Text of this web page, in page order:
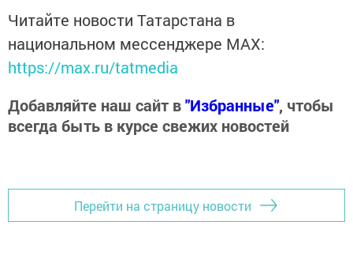
Читайте новости Татарстана в
национальном мессенджере MАХ:
https://max.ru/tatmedia
Добавляйте наш сайт в"Избранные", чтобы
всегда быть в курсе свежих новостей
Перейти на страницу новости